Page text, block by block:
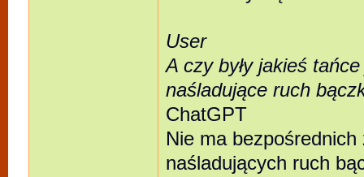
User
A czy były jakieś
naśladujące ruch
ChatGPT
Nie ma bezpośrednich
naśladujących ruch